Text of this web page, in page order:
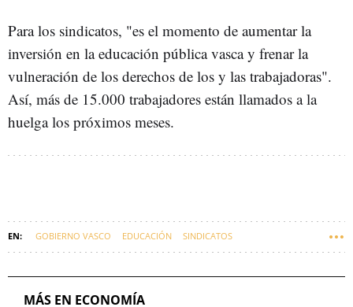
Para los sindicatos, "es el momento de aumentar la
inversión en la educación pública vasca y frenar la
vulneración de los derechos de los y las trabajadoras".
Así, más de 15.000 trabajadores están llamados a la
huelga los próximos meses.
GOBIERNO VASCO EDUCACIÓN SINDICATOS
MÁS EN ECONOMÍA